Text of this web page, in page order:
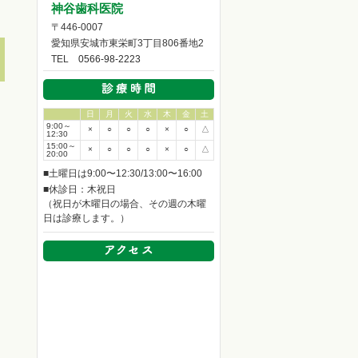
神谷歯科医院
〒446-0007
愛知県安城市東栄町3丁目806番地2
TEL 0566-98-2223
日 月 火 水 木 金
土
9:00～
12:30
× ○ ○ ○ × ○
△
15:00～
20:00
× ○ ○ ○ × ○ △
■土曜日は9:00〜12:30/13:00〜16:00
■休診日：木祝日
（祝日が木曜日の場合、その週の木曜
日は診療します。）